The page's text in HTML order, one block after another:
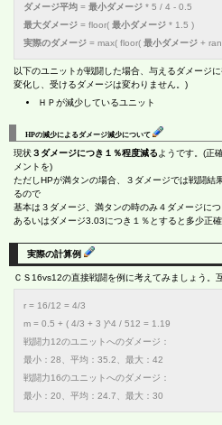
ダメージ平均 = 最小ダメージ * 5 / 4 - 0.5
最大ダメージ = floor( 最小ダメージ * 1.5 )
実際のダメージ = max( floor( 最小ダメージ +
以下のユニットが戦闘した場合、与えるダメージ
変化し、受けるダメージは変わりません。)
ＨＰが減少しているユニット
HPの減少によるダメージ減少について
現状３ダメージにつき１％程度減るようです。(正
メントを)
ただしHPが満タンの場合、３ダメージでは戦闘結
るので
基本は３ダメージ、満タンの時のみ４ダメージに
あるいはダメージ3.03につき１％とすると多少正確
実際の計算例
ＣＳ16vs12の直接戦闘を例に考えてみましょう。
r = 16/12 = 4/3
m = 0.5 + ( 4/3 + 3 )^4 / 512 = 1.19
戦闘力12のユニットへのダメージ：
最小：28、平均：35.2、最大：42
戦闘力16のユニットへのダメージ：
最小：20、平均：24.7、最大：30